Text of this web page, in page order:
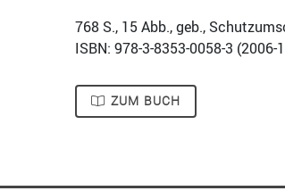
768 S., 15 Abb., geb.,
ISBN: 978-3-8353-0058-3 (2006-
ZUM BUCH